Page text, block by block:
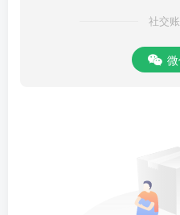
社交